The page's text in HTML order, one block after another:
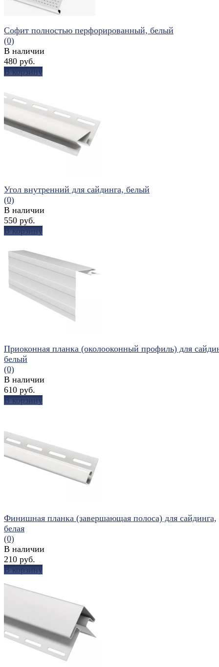
избранное сравнить
Софит полностью перфорированный, белый
(0)
В наличии
480 руб.
В корзину
избранное сравнить
Угол внутренний для сайдинга, белый
(0)
В наличии
550 руб.
В корзину
избранное
Приоконная планка (околооконный профиль) для
белый
(0)
В наличии
610 руб.
В корзину
Финишная планка (завершающая полоса) для сайдинга,
белая
(0)
В наличии
210 руб.
В корзину